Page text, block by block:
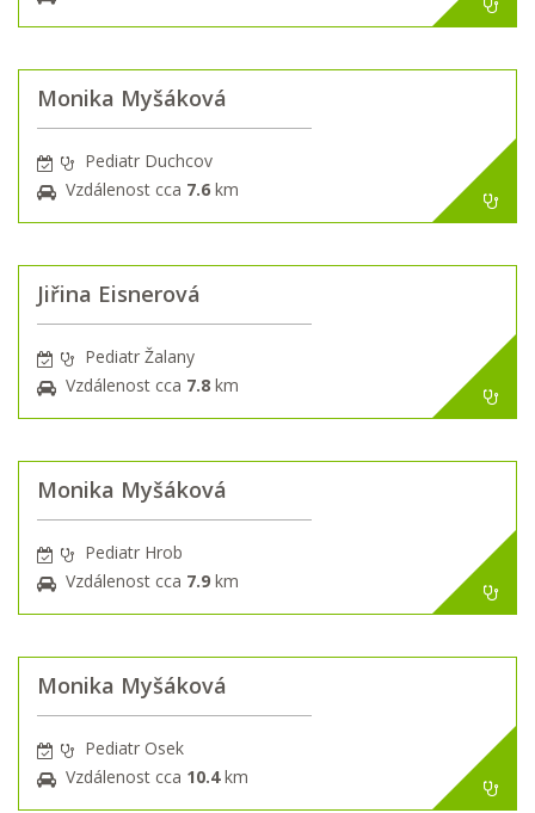
Monika Myšáková
Pediatr Duchcov
Vzdálenost cca 7.6 km
Jiřina Eisnerová
Pediatr Žalany
Vzdálenost cca 7.8 km
Monika Myšáková
Pediatr Hrob
Vzdálenost cca 7.9 km
Monika Myšáková
Pediatr Osek
Vzdálenost cca 10.4km